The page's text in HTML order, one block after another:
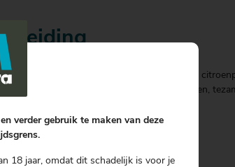
de rand van het cocktailglas met een
gevuld bord. Doe de vloeibare ingrediënten,
verder gebruik te maken van deze
18 jaar, omdat dit schadelijk is voor je